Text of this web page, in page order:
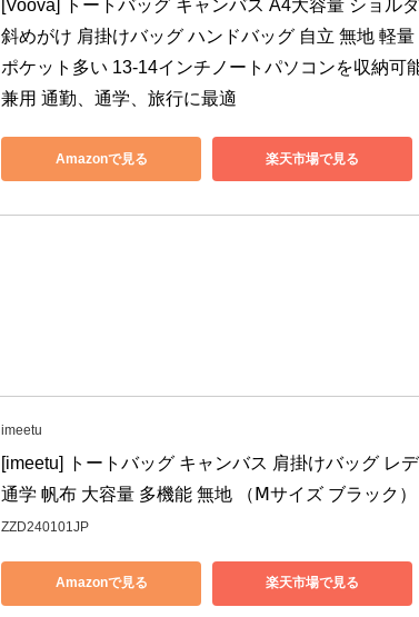
[Voova] トートバッグ キャンバス A4大容量 ショル
斜めがけ 肩掛けバッグ ハンドバッグ 自立 無地 軽
ポケット多い 13-14インチノートパソコンを収納可
兼用 通勤、通学、旅行に最適
Amazonで見る 楽天市場で見る
imeetu
[imeetu] トートバッグ キャンバス 肩掛けバッグ レ
通学 帆布 大容量 多機能 無地 （Ⅿサイズ ブラック）
ZZD240101JP
Amazonで見る 楽天市場で見る